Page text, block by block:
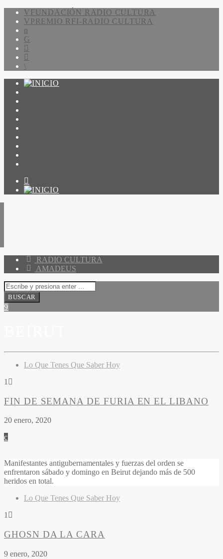
FUNDACIÓN RADIO CULTURA
PREMIO RFI-RADIO CULTURA
RADIO CULTURA
AMADEUS
Lo Que Tenes Que Saber Hoy
1
FIN DE SEMANA DE FURIA EN EL LIBANO
20 enero, 2020
Manifestantes antigubernamentales y fuerzas del orden se
enfrentaron sábado y domingo en Beirut dejando más de 500
heridos en total.
Lo Que Tenes Que Saber Hoy
1
GHOSN DA LA CARA
9 enero, 2020